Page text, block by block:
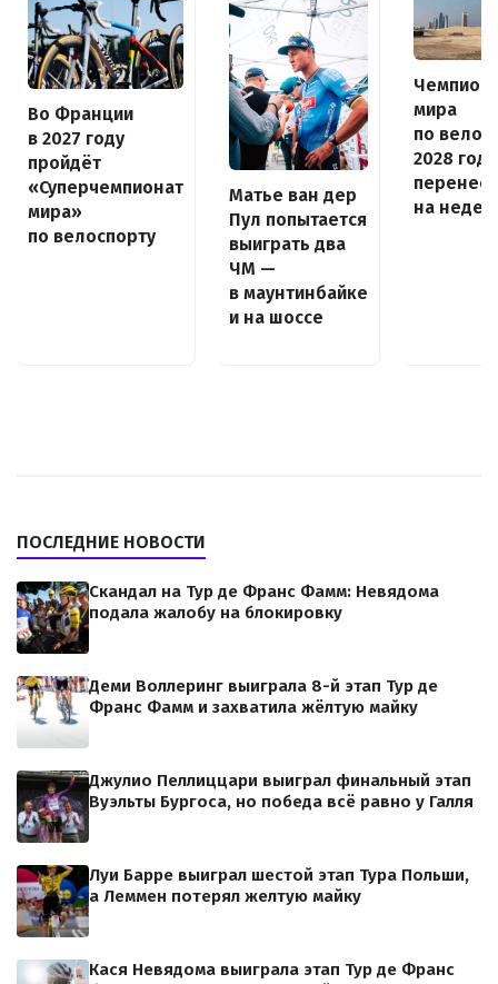
Во Франции
в 2027 году
пройдёт
«Суперчемпионат
мира»
по велоспорту
Матье ван дер
Пул попытается
выиграть два
ЧМ —
в маунтинбайке
и на шоссе
мира
по
2028 года
на
ПОСЛЕДНИЕ НОВОСТИ
Скандал на Тур де Франс Фамм: Невядома
подала жалобу на блокировку
Деми Воллеринг выиграла 8-й этап Тур де
Франс Фамм и захватила жёлтую майку
Джулио Пеллиццари выиграл финальный этап
Вуэльты Бургоса, но победа всё равно у Галля
Луи Барре выиграл шестой этап Тура Польши,
а Леммен потерял желтую майку
Кася Невядома выиграла этап Тур де Франс